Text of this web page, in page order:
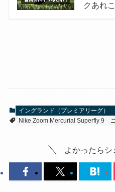
クあれ
イングランド（プレミアリーグ）
Nike Zoom Mercurial Superfly 9
よかったらシ